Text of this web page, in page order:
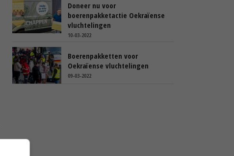
Doneer nu voor
boerenpakketactie Oekraïense
vluchtelingen
10-03-2022
Boerenpakketten voor
Oekraïense vluchtelingen
09-03-2022